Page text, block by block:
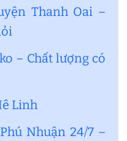
Thanh Oai –
– Chất lượng có
Linh
Nhuận 24/7 –